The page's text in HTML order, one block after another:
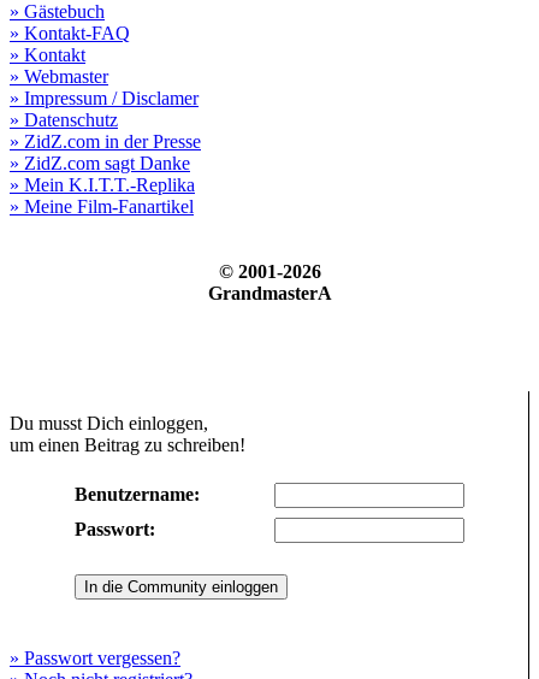
» Gästebuch
» Kontakt-FAQ
» Kontakt
» Webmaster
» Impressum / Disclamer
» Datenschutz
» ZidZ.com in der Presse
» ZidZ.com sagt Danke
» Mein K.I.T.T.-Replika
» Meine Film-Fanartikel
© 2001-2026
GrandmasterA
Du musst Dich einloggen,
um einen Beitrag zu schreiben!
Benutzername:
Passwort:
» Passwort vergessen?